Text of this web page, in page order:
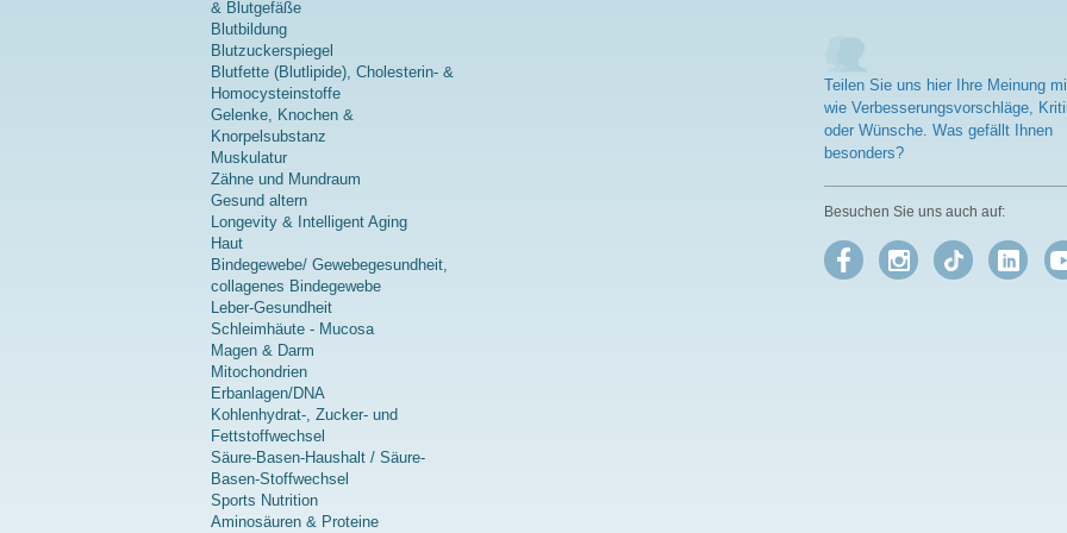
für die beste Extraktion.
Seit über 20-jährige
Partnerschaft und für
Biotikon in Indien
extrahiert.
zu BS-85 Phospholipid
& Blutgefäße
Blutbildung
Blutzuckerspiegel
Blutfette (Blutlipide), Cholesterin- &
Homocysteinstoffe
Gelenke, Knochen &
Knorpelsubstanz
Muskulatur
Zähne und Mundraum
Gesund altern
Longevity & Intelligent Aging
Haut
Bindegewebe/ Gewebegesundheit,
collagenes Bindegewebe
Leber-Gesundheit
Schleimhäute - Mucosa
Magen & Darm
Mitochondrien
Erbanlagen/DNA
Kohlenhydrat-, Zucker- und
Fettstoffwechsel
Säure-Basen-Haushalt / Säure-
Basen-Stoffwechsel
Sports Nutrition
Aminosäuren & Proteine
Teilen Sie uns hier Ihre Meinung
wie Verbesserungsvorschläge,
oder Wünsche. Was gefällt Ihnen
besonders?
Besuchen Sie uns auch auf: